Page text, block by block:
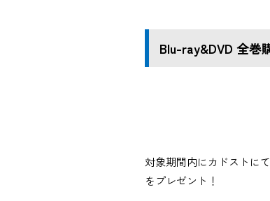
Blu-ray&DVD 全巻
対象期間内にカドストに
をプレゼント！